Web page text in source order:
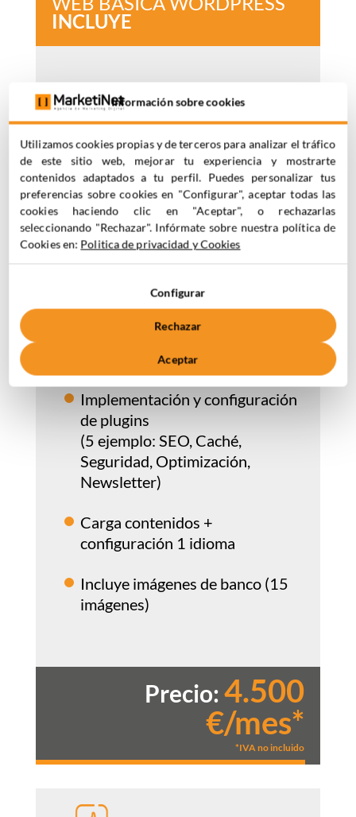
INCLUYE
UX arquitectura y definición
(8 páginas – Ejemplo: Home,
Somos, Servicios, Proyectos,
Contacto, Blog, Interna blog,
Interna Proyecto)
Configuración WordPress +
programación WordPress
Implementación y configuración
de plugins
(5 ejemplo: SEO, Caché,
Seguridad, Optimización,
Newsletter)
Carga contenidos +
configuración 1 idioma
Incluye imágenes de banco (15
imágenes)
Precio:4.500
€/mes*
*IVA no incluido
Información sobre cookies
Utilizamos cookies propias y de terceros para analizar el tráfico
de este sitio web, mejorar tu experiencia y mostrarte
contenidos adaptados a tu perfil. Puedes personalizar tus
preferencias sobre cookies en "Configurar", aceptar todas las
cookies haciendo clic en "Aceptar", o rechazarlas
seleccionando "Rechazar". Infórmate sobre nuestra política de
Cookies en: Politica de privacidad y Cookies
Configurar
Rechazar
Aceptar